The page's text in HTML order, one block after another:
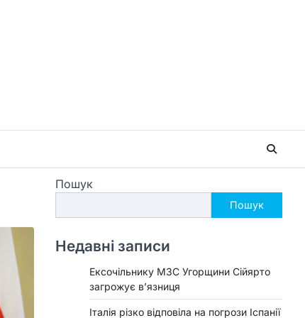
Пошук
Пошук
Недавні записи
Ексочільнику МЗС Угорщини Сійярто
загрожує в’язниця
Італія різко відповіла на погрози Іспанії